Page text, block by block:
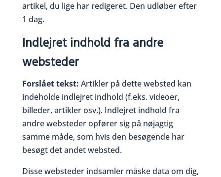
artikel, du lige har redigeret. Den udløber efter
1 dag.
Indlejret indhold fra andre
websteder
Forslået tekst: Artikler på dette websted kan
indeholde indlejret indhold (f.eks. videoer,
billeder, artikler osv.). Indlejret indhold fra
andre websteder opfører sig på nøjagtig
samme måde, som hvis den besøgende har
besøgt det andet websted.
Disse websteder indsamler måske data om dig,